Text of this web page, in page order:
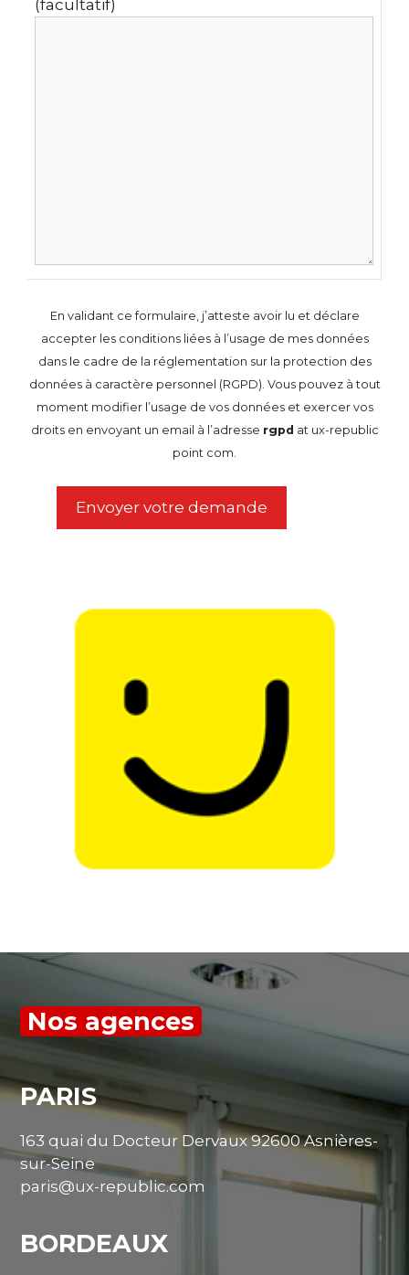
(facultatif)
En validant ce formulaire, j’atteste avoir lu et déclare
accepter les conditions liées à l’usage de mes données
dans le cadre de la réglementation sur la protection des
données à caractère personnel (RGPD). Vous pouvez à tout
moment modifier l’usage de vos données et exercer vos
droits en envoyant un email à l’adresse rgpd at ux-republic
point com.
Nos agences
PARIS
163 quai du Docteur Dervaux 92600 Asnières-
sur-Seine
paris@ux-republic.com
BORDEAUX